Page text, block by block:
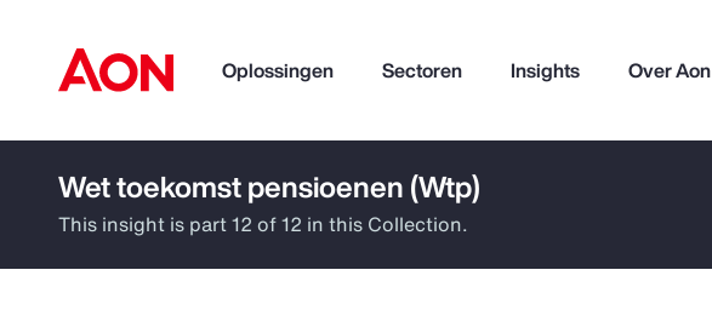
Oplossingen Sectoren Insights Over Aon
How can we help you?
Wet toekomst pensioenen (Wtp)
This insight is part 12 of 12 in this Collection.